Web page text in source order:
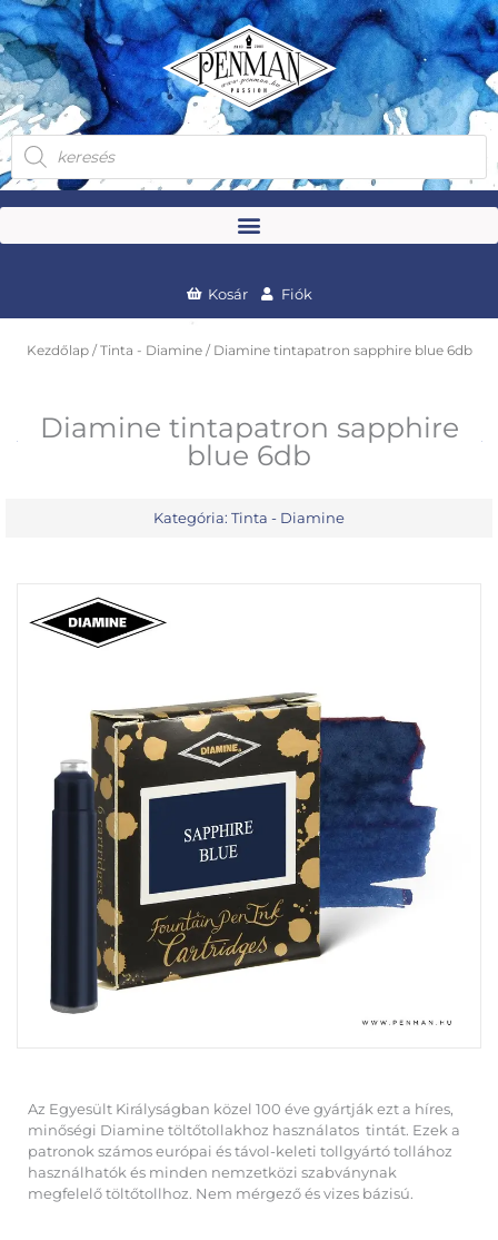
Skip
to
content
Products
search
Kosár Fiók
Kezdőlap/Tinta - Diamine/ Diamine tintapatron sapphire blue 6db
Diamine tintapatron sapphire
blue 6db
Kategória: Tinta - Diamine
Az Egyesült Királyságban közel 100 éve gyártják ezt a híres,
minőségi Diamine töltőtollakhoz használatos tintát. Ezek a
patronok számos európai és távol-keleti tollgyártó tollához
használhatók és minden nemzetközi szabványnak
megfelelő töltőtollhoz. Nem mérgező és vizes bázisú.